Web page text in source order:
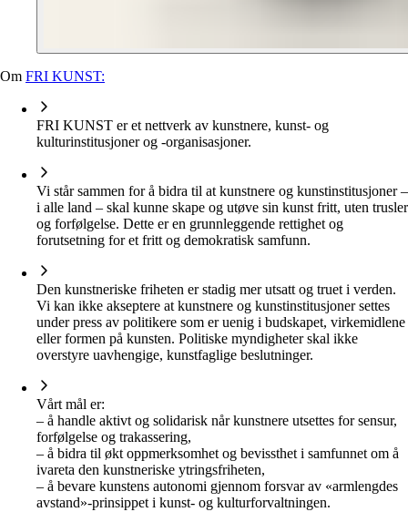
Om FRI KUNST:
FRI KUNST er et nettverk av kunstnere, kunst- og
kulturinstitusjoner og -organisasjoner.
Vi står sammen for å bidra til at kunstnere og kunstinstitusjoner –
i alle land – skal kunne skape og utøve sin kunst fritt, uten trusler
og forfølgelse. Dette er en grunnleggende rettighet og
forutsetning for et fritt og demokratisk samfunn.
Den kunstneriske friheten er stadig mer utsatt og truet i verden.
Vi kan ikke akseptere at kunstnere og kunstinstitusjoner settes
under press av politikere som er uenig i budskapet, virkemidlene
eller formen på kunsten. Politiske myndigheter skal ikke
overstyre uavhengige, kunstfaglige beslutninger.
Vårt mål er:
– å handle aktivt og solidarisk når kunstnere utsettes for sensur,
forfølgelse og trakassering,
– å bidra til økt oppmerksomhet og bevissthet i samfunnet om å
ivareta den kunstneriske ytringsfriheten,
– å bevare kunstens autonomi gjennom forsvar av «armlengdes
avstand»-prinsippet i kunst- og kulturforvaltningen.